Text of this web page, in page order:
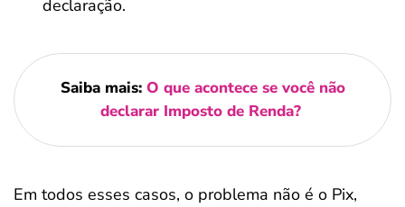
declaração.
Saiba mais: O que acontece se você não
declarar Imposto de Renda?
Em todos esses casos, o problema não é o Pix,